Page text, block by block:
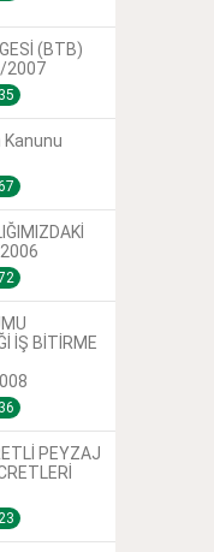
(BTB)
/2007
Kanunu
İŞ BİTİRME
PEYZAJ